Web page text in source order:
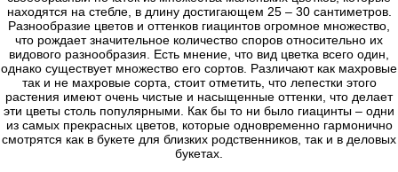
находятся на стебле, в длину достигающем 25 – 30 сантиметров.
Разнообразие цветов и оттенков гиацинтов огромное множество,
что рождает значительное количество споров относительно их
видового разнообразия. Есть мнение, что вид цветка всего один,
однако существует множество его сортов. Различают как махровые
так и не махровые сорта, стоит отметить, что лепестки этого
растения имеют очень чистые и насыщенные оттенки, что делает
эти цветы столь популярными. Как бы то ни было гиацинты – одни
из самых прекрасных цветов, которые одновременно гармонично
смотрятся как в букете для близких родственников, так и в деловых
букетах.